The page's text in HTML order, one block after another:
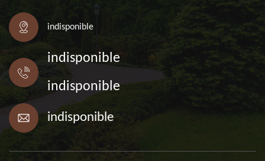
indisponible
indisponible
indisponible
indisponible